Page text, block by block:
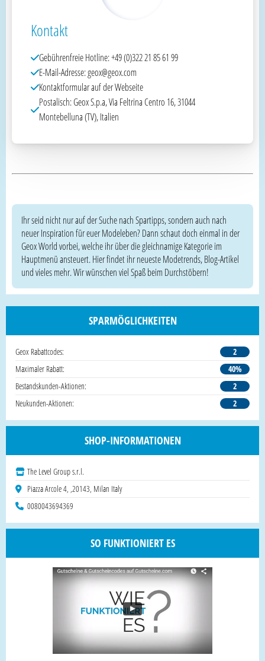
Kontakt
Gebührenfreie Hotline: +49 (0)322 21 85 61 99
E-Mail-Adresse: geox@geox.com
Kontaktformular auf der Webseite
Postalisch: Geox S.p.a, Via Feltrina Centro 16, 31044
Montebelluna (TV), Italien
Ihr seid nicht nur auf der Suche nach Spartipps, sondern auch nach
neuer Inspiration für euer Modeleben? Dann schaut doch einmal in der
Geox World vorbei, welche ihr über die gleichnamige Kategorie im
Hauptmenü ansteuert. Hier findet ihr neueste Modetrends, Blog-Artikel
und vieles mehr. Wir wünschen viel Spaß beim Durchstöbern!
SPARMÖGLICHKEITEN
Geox Rabattcodes:
2
Maximaler Rabatt:
40%
Bestandskunden-Aktionen:
2
Neukunden-Aktionen:
2
SHOP-INFORMATIONEN
The Level Group s.r.l.
Piazza Arcole 4, ,20143, Milan Italy
0080043694369
SO FUNKTIONIERT ES